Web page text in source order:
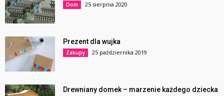
Dom 25 sierpnia 2020
Prezent dla wujka
Zakupy 25 października 2019
Drewniany domek – marzenie każdego dziecka